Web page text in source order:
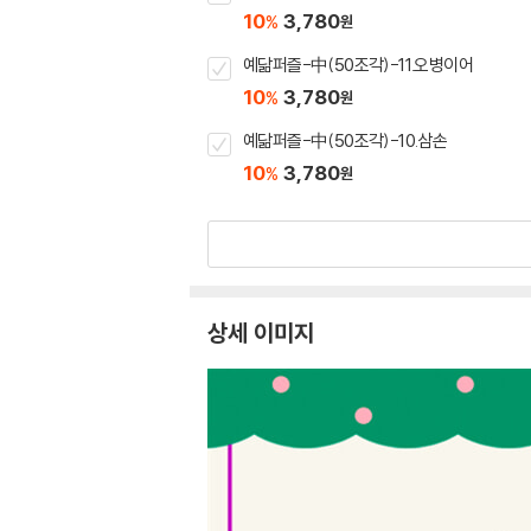
10% 3,780원
예닮퍼즐-中(50조각)-11.오병이어
10% 3,780원
예닮퍼즐-中(50조각)-10.삼손
10% 3,780원
상세 이미지